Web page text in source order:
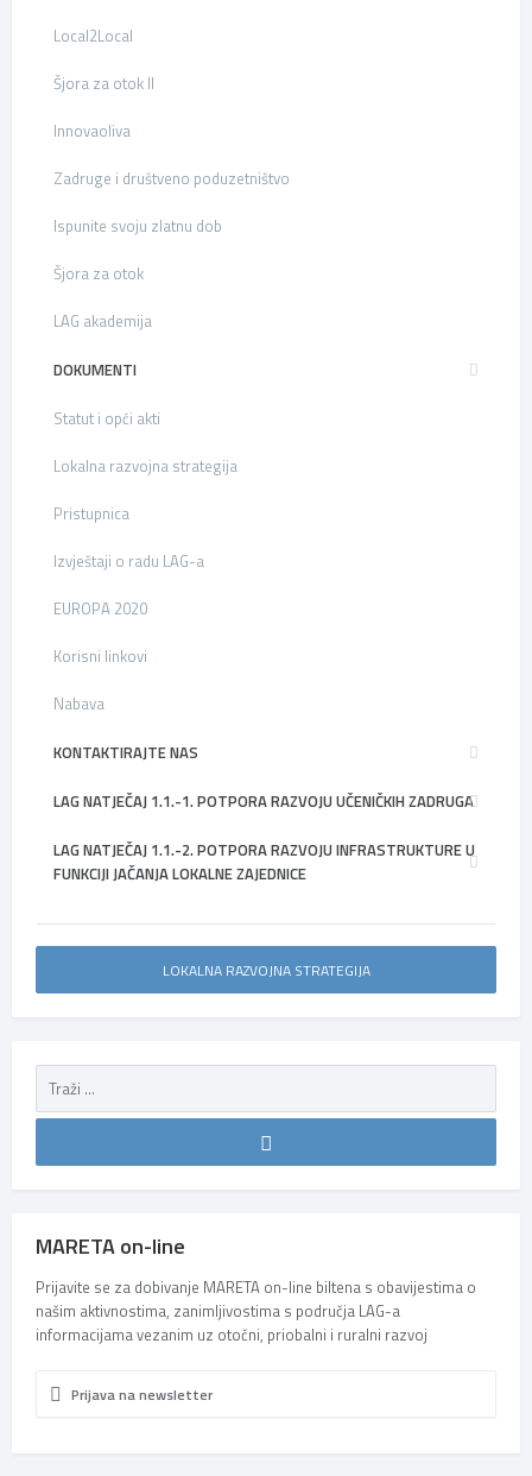
Local2Local
Šjora za otok II
Innovaoliva
Zadruge i društveno poduzetništvo
Ispunite svoju zlatnu dob
Šjora za otok
LAG akademija
DOKUMENTI
Statut i opći akti
Lokalna razvojna strategija
Pristupnica
Izvještaji o radu LAG-a
EUROPA 2020
Korisni linkovi
Nabava
KONTAKTIRAJTE NAS
LAG NATJEČAJ 1.1.-1. POTPORA RAZVOJU UČENIČKIH ZADRUGA
LAG NATJEČAJ 1.1.-2. POTPORA RAZVOJU INFRASTRUKTURE U
FUNKCIJI JAČANJA LOKALNE ZAJEDNICE
LOKALNA RAZVOJNA STRATEGIJA
MARETA on-line
Prijavite se za dobivanje MARETA on-line biltena s obavijestima o
našim aktivnostima, zanimljivostima s područja LAG-a
informacijama vezanim uz otočni, priobalni i ruralni razvoj
Prijava na newsletter